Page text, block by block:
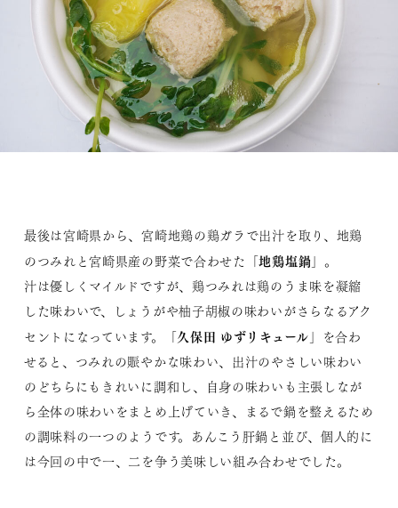
最後は宮崎県から、宮崎地鶏の鶏ガラで出汁を取り、地鶏
のつみれと宮崎県産の野菜で合わせた「地鶏塩鍋」。
汁は優しくマイルドですが、鶏つみれは鶏のうま味を凝縮
した味わいで、しょうがや柚子胡椒の味わいがさらなるアク
セントになっています。「久保田 ゆずリキュール 」を合わ
せると、つみれの賑やかな味わい、出汁のやさしい味わい
のどちらにもきれいに調和し、自身の味わいも主張しなが
ら全体の味わいをまとめ上げていき、まるで鍋を整えるため
の調味料の一つのようです。あんこう肝鍋と並び、個人的に
は今回の中で一、二を争う美味しい組み合わせでした。